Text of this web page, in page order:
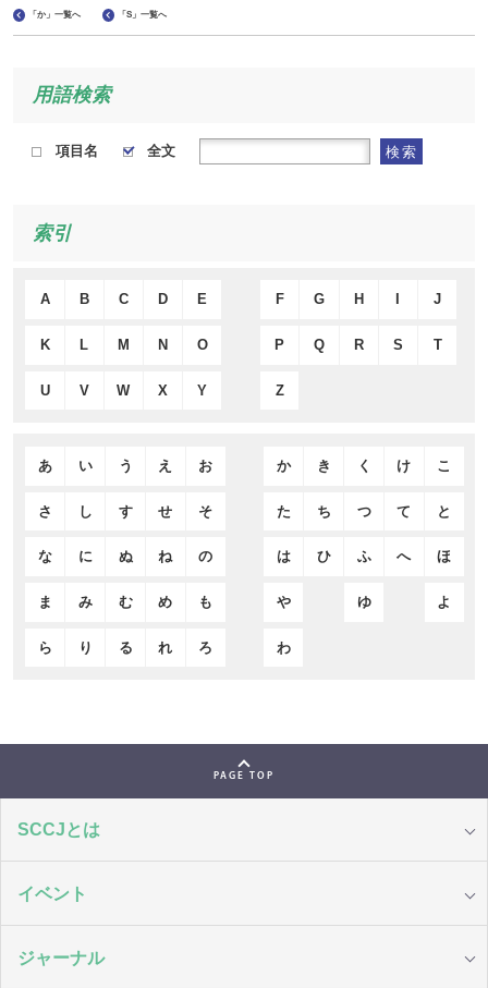
「か」一覧へ 「S」一覧へ
用語検索
項目名 全文 検索
索引
A B C D E F G H J
K L M N O P Q R S T
U V W X Y Z
あ い う え お か き く け こ
さ し す せ そ た ち つ て と
な に ぬ ね の は ひ ふ へ ほ
ま み む め も や ゆ よ
ら り る れ ろ わ
PAGE TOP
SCCJとは
イベント
ジャーナル